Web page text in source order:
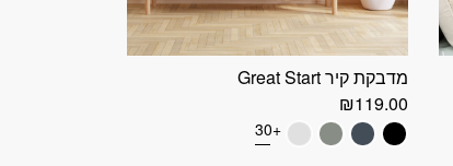
מדבקת קיר Great Start
₪119.00
+30